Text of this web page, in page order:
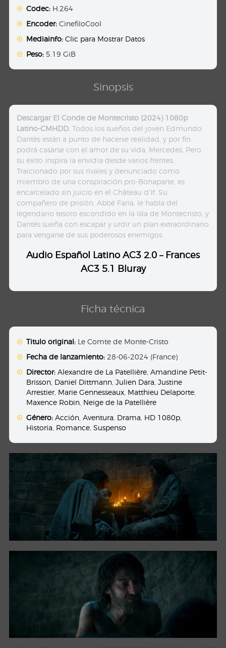
Codec: H.264
Encoder: CinefiloCool
Mediainfo: Clic para Mostrar Datos
Peso: 5.19 GiB
Sinopsis
Descargar El Conde de Montecristo (2024) 1080p
Latino-CMHDD. Todos los sueños del joven Edmundo
Dantès están a punto de hacerse realidad, y por fin
podrá casarse con el amor de su vida, Mercedes. Pero
su éxito inspira la envidia desde varios frentes.
Traicionado por sus rivales y denunciado como
miembro de una conspiración pro-Bonaparte, es
encarcelado sin juicio en el Château d’If. Su
compañero de prisión, Abbé Faria, le habla del
legendario tesoro escondido en la isla de Montecristo, y
Dantés sueña con escapar y urdir un plan extraordinario
para vengarse de sus poderosos enemigos.
Audio Español Latino AC3 2.0 – Frances
AC3 5.1 Bluray
Ficha técnica
Titulo original: Le Comte de Monte-Cristo
Fecha de lanzamiento: 28-06-2024 (France)
Director: Alexandre de La Patellière ,Amandine Petit-
Brisson Daniel Dittmann ,Julien Dara ,Justine
Arrestier Marie Gennesseaux Matthieu Delaporte
Maxence Robin Neige de la Patellière
Género: Acción ,Aventura Drama HD 1080p
Historia Romance ,Suspenso